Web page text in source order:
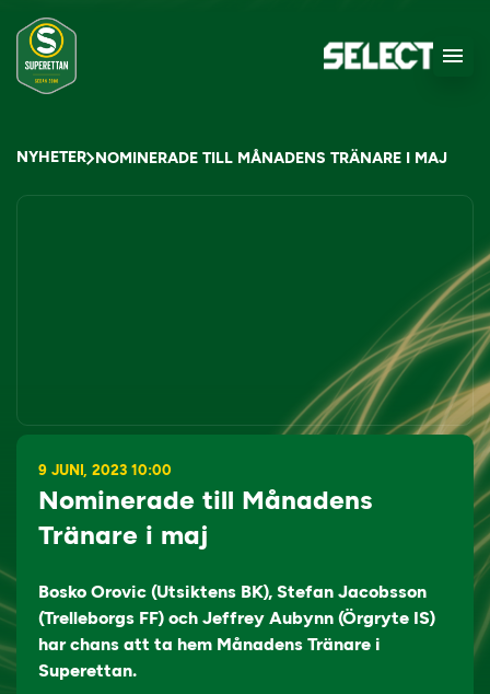
NYHETER NOMINERADE TILL MÅNADENS TRÄNARE I MAJ
9 JUNI, 2023 10:00
Nominerade till Månadens
Tränare i maj
Bosko Orovic (Utsiktens BK), Stefan Jacobsson
(Trelleborgs FF) och Jeffrey Aubynn (Örgryte IS)
har chans att ta hem Månadens Tränare i
Superettan.